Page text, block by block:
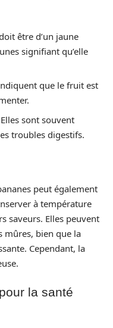
être d’un jaune
signifiant qu’elle
que le fruit est
Elles sont souvent
troubles digestifs.
peut également
à température
saveurs. Elles peuvent
mûres, bien que la
Cependant, la
la santé